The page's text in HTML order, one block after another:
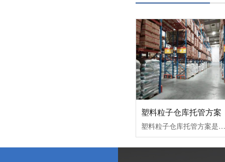
塑料粒子仓库托管方案
塑料粒子仓库托管方案是指将塑料粒子生产企业的仓储和物流管理交由专业的第三方物流仓储公司负责。这种方案旨在优化塑料粒子的储存和配送过程，提高物流运作效率，降低成本，同时确保产品质量和安全。下面是一个详细的塑料粒子仓库托管方案：1. 仓库选择与规划：首先，选择符合塑料粒子储存要求的现代化仓库，仓库应具备良好